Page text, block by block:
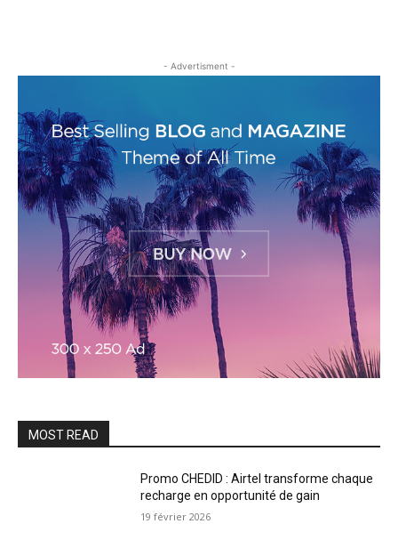
- Advertisment -
MOST READ
Promo CHEDID : Airtel transforme chaque
recharge en opportunité de gain
19 février 2026